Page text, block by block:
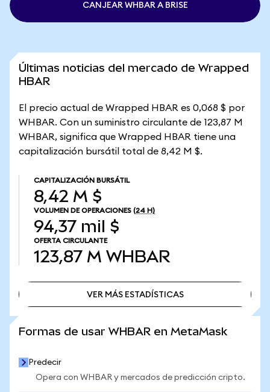
CANJEAR WHBAR A BRISE
Últimas noticias del mercado de Wrapped
HBAR
El precio actual de Wrapped HBAR es 0,068 $ por
WHBAR. Con un suministro circulante de 123,87 M
WHBAR, significa que Wrapped HBAR tiene una
capitalización bursátil total de 8,42 M $.
CAPITALIZACIÓN BURSÁTIL
8,42 M $
VOLUMEN DE OPERACIONES (24 H)
94,37 mil $
OFERTA CIRCULANTE
123,87 M WHBAR
VER MÁS ESTADÍSTICAS
Formas de usar WHBAR en MetaMask
Predecir
Opera con WHBAR y mercados de predicción cripto.